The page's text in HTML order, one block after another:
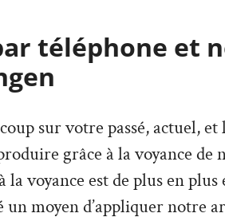
téléphone et
sur votre passé, actuel, et
grâce à la voyance de
voyance est de plus en plus
moyen d’appliquer notre